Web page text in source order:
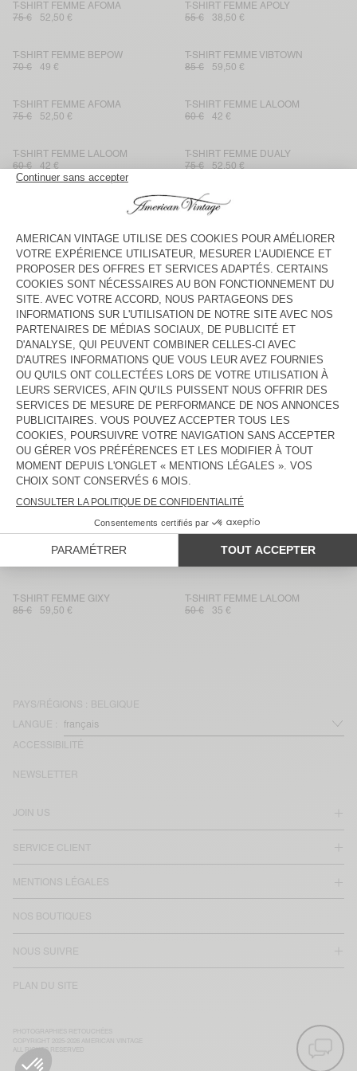
T-SHIRT FEMME AFOMA
75 €
52,50 €
T-SHIRT FEMME APOLY
55 €
38,50 €
T-SHIRT FEMME BEPOW
70 €
49 €
T-SHIRT FEMME VIBTOWN
85 €
59,50 €
T-SHIRT FEMME AFOMA
75 €
52,50 €
T-SHIRT FEMME LALOOM
60 €
42 €
T-SHIRT FEMME LALOOM
60 €
42 €
T-SHIRT FEMME DUALY
75 €
52,50 €
T-SHIRT FEMME GIXY
59,50 €
T-SHIRT FEMME APOLY
55 €
38,50 €
T-SHIRT FEMME YKOBOW
50 €
35 €
T-SHIRT FEMME JACKSONVILLE
45 €
31,50 €
T-SHIRT FEMME FIZVALLEY
55 €
38,50 €
T-SHIRT FEMME LALOOM
60 €
42 €
T-SHIRT FEMME FIZVALLEY
55 €
38,50 €
T-SHIRT FEMME LALOOM
T-SHIRT FEMME DUALY
T-SHIRT FEMME GAMIPY
45 €
31,50 €
T-SHIRT FEMME DUALY
75 €
52,50 €
T-SHIRT FEMME JACKSONVILLE
T-SHIRT FEMME AFOMA
T-SHIRT FEMME FIZVALLEY
T-SHIRT FEMME YKOBOW
T-SHIRT FEMME GIXY
85 €
59,50 €
T-SHIRT FEMME LALOOM
50 €
35 €
PAYS/RÉGIONS : BELGIQUE
LANGUE :
ACCESSIBILITÉ
JOIN US
SERVICE CLIENT
MENTIONS LÉGALES
NOS BOUTIQUES
NOUS SUIVRE
PLAN DU SITE
NEWSLETTER
COPYRIGHT 2025-2026 AMERICAN VINTAGE
ALL RIGHTS RESERVED